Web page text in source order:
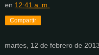
en 12:41 a. m.
Compartir
martes, 12 de febrero de 2013